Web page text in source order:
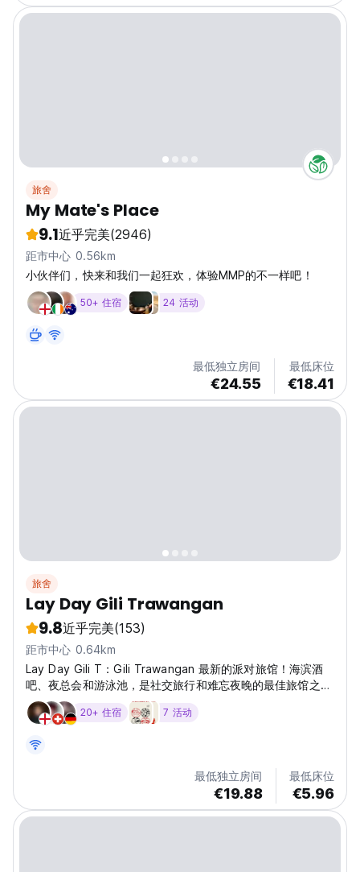
旅舍
My Mate's Place
9.1近乎完美(2946)
距市中心 0.56km
小伙伴们，快来和我们一起狂欢，体验MMP的不一样吧！
50+ 住宿 24 活动
最低独立房间
€24.55
最低床位
€18.41
旅舍
Lay Day Gili Trawangan
9.8近乎完美(153)
距市中心 0.64km
Lay Day Gili T：Gili Trawangan 最新的派对旅馆！海滨酒
吧、夜总会和游泳池，是社交旅行和难忘夜晚的最佳旅馆之
一。 (Auto-translated from original language)
20+ 住宿 7 活动
最低独立房间
€19.88
最低床位
€5.96